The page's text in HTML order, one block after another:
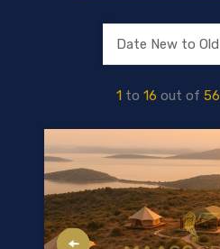
1 to 16 out of 56
Date New to Old